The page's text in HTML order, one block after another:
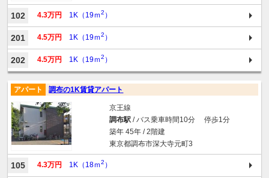
102 4.3万円 1K（19ｍ2 ）
201 4.5万円 1K（19ｍ2 ）
202 4.5万円 1K（19ｍ2 ）
アパート 調布の1K賃貸アパート
京王線
調布駅/ バス乗車時間10分 停歩1分
築年 45年 / 2階建
東京都調布市深大寺元町3
105 4.3万円 1K（18ｍ2 ）